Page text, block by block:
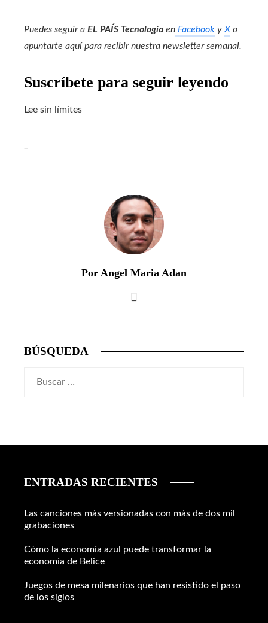
Puedes seguir a EL PAÍS Tecnología en Facebook y X o
apuntarte aquí para recibir nuestra newsletter semanal.
Suscríbete para seguir leyendo
Lee sin límites
Por Angel Maria Adan
BÚSQUEDA
ENTRADAS RECIENTES
Las canciones más versionadas con más de dos mil
grabaciones
Cómo la economía azul puede transformar la
economía de Belice
Juegos de mesa milenarios que han resistido el paso
de los siglos